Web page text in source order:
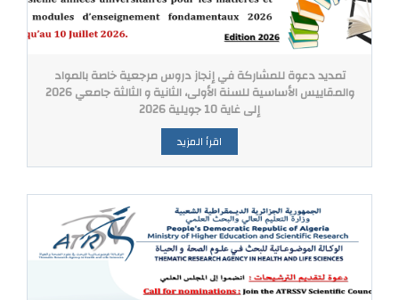
تمديد دعوة للمشاركة في إنجاز دروس مرجعية خاصة بالمواد
والمقاييس الأساسية للسنة الأولى، الثانية و الثالثة جامعي 2026
إلى غاية 10 جويلية 2026
اقرأ المزيد